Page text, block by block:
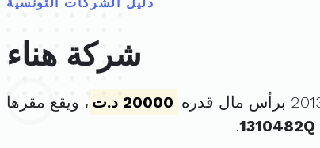
شركة هناء
20000 د.ت
، ويقع مقرها
1310482Q
.